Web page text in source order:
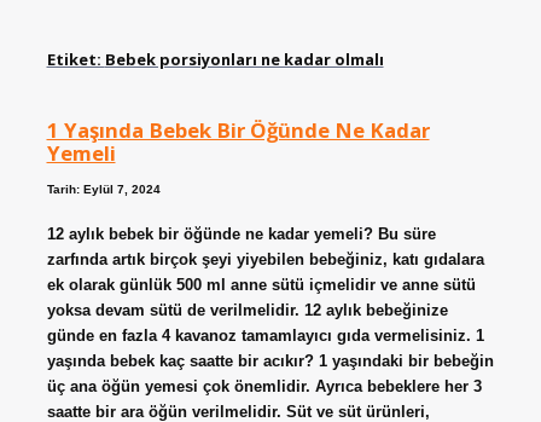
Etiket: Bebek porsiyonları ne kadar olmalı
1 Yaşında Bebek Bir Öğünde Ne Kadar
Yemeli
Tarih: Eylül 7, 2024
12 aylık bebek bir öğünde ne kadar yemeli? Bu süre
zarfında artık birçok şeyi yiyebilen bebeğiniz, katı gıdalara
ek olarak günlük 500 ml anne sütü içmelidir ve anne sütü
yoksa devam sütü de verilmelidir. 12 aylık bebeğinize
günde en fazla 4 kavanoz tamamlayıcı gıda vermelisiniz. 1
yaşında bebek kaç saatte bir acıkır? 1 yaşındaki bir bebeğin
üç ana öğün yemesi çok önemlidir. Ayrıca bebeklere her 3
saatte bir ara öğün verilmelidir. Süt ve süt ürünleri,